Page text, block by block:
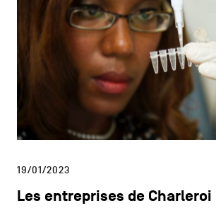
19/01/2023
Les entreprises de